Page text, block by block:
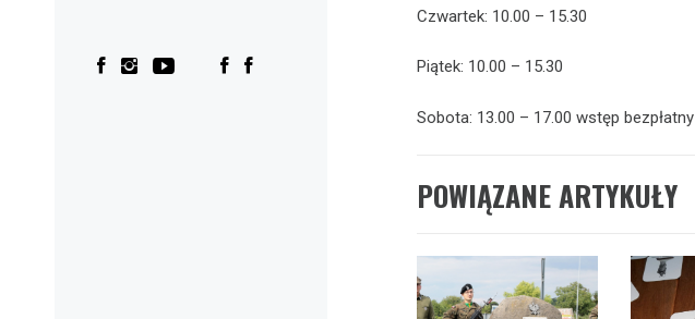
Czwartek: 10.00 – 15.30
Piątek: 10.00 – 15.30
Sobota: 13.00 – 17.00 wstęp bezpłatny
POWIĄZANE ARTYKUŁY